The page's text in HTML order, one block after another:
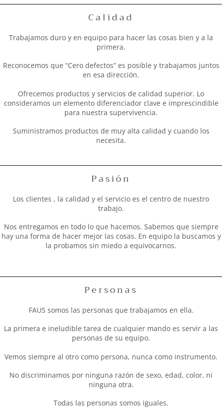
Calidad
Trabajamos duro y en equipo para hacer las cosas bien y a la
primera.
Reconocemos que “Cero defectos” es posible y trabajamos juntos
en esa dirección.
Ofrecemos productos y servicios de calidad superior. Lo
consideramos un elemento diferenciador clave e imprescindible
para nuestra supervivencia.
Suministramos productos de muy alta calidad y cuando los
necesita.
Pasión
Los clientes , la calidad y el servicio es el centro de nuestro
trabajo.
Nos entregamos en todo lo que hacemos. Sabemos que siempre
hay una forma de hacer mejor las cosas. En equipo la buscamos y
la probamos sin miedo a equivocarnos.
Personas
FAUS somos las personas que trabajamos en ella.
La primera e ineludible tarea de cualquier mando es servir a las
personas de su equipo.
Vemos siempre al otro como persona, nunca como instrumento.
No discriminamos por ninguna razón de sexo, edad, color, ni
ninguna otra.
Todas las personas somos iguales.